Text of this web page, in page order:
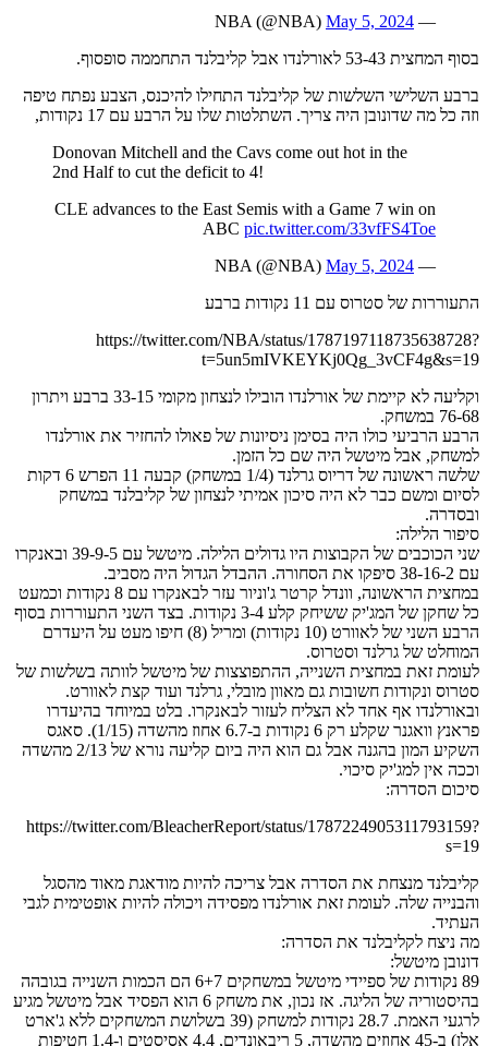
— NBA (@NBA)
May 5, 2024
בסוף המחצית 53-43 לאורלנדו אבל קליבלנד התחממה סופסוף.
ברבע השלישי השלשות של קליבלנד התחילו להיכנס, הצבע נפתח טיפה
וזה כל מה שדונובן היה צריך. השתלטות שלו על הרבע עם 17 נקודות,
Donovan Mitchell and the Cavs come out hot in the
2nd Half to cut the deficit to 4!
CLE advances to the East Semis with a Game 7 win on
ABC pic.twitter.com/33vfFS4Toe
— NBA (@NBA)
May 5, 2024
התעוררות של סטרוס עם 11 נקודות ברבע
https://twitter.com/NBA/status/1787197118735638728?
t=5un5mIVKEYKj0Qg_3vCF4g&s=19
וקליעה לא קיימת של אורלנדו הובילו לנצחון מקומי 33-15 ברבע ויתרון
76-68 במשחק.
הרבע הרביעי כולו היה בסימן ניסיונות של פאולו להחזיר את אורלנדו
למשחק, אבל מיטשל היה שם כל הזמן.
שלשה ראשונה של דריוס גרלנד (1/4 במשחק) קבעה 11 הפרש 6 דקות
לסיום ומשם כבר לא היה סיכון אמיתי לנצחון של קליבלנד במשחק
ובסדרה.
סיפור הלילה:
שני הכוכבים של הקבוצות היו גדולים הלילה. מיטשל עם 39-9-5 ובאנקרו
עם 38-16-2 סיפקו את הסחורה. ההבדל הגדול היה מסביב.
במחצית הראשונה, וונדל קרטר ג'וניור עזר לבאנקרו עם 8 נקודות וכמעט
כל שחקן של המג'יק ששיחק קלע 3-4 נקודות. בצד השני התעוררות בסוף
הרבע השני של לאוורט (10 נקודות) ומריל (8) חיפו מעט על היעדרם
המוחלט של גרלנד וסטרוס.
לעומת זאת במחצית השנייה, ההתפוצצות של מיטשל לוותה בשלשות של
סטרוס ונקודות חשובות גם מאוון מובלי, גרלנד ועוד קצת לאוורט.
ובאורלנדו אף אחד לא הצליח לעזור לבאנקרו. בלט במיוחד בהיעדרו
פראנץ וואגנר שקלע רק 6 נקודות ב-6.7 אחוז מהשדה (1/15). סאגס
השקיע המון בהגנה אבל גם הוא היה ביום קליעה נורא של 2/13 מהשדה
וככה אין למג'יק סיכוי.
סיכום הסדרה:
https://twitter.com/BleacherReport/status/1787224905311793159?
s=19
קליבלנד מנצחת את הסדרה אבל צריכה להיות מודאגת מאוד מהסגל
והבנייה שלה. לעומת זאת אורלנדו מפסידה ויכולה להיות אופטימית לגבי
העתיד.
מה ניצח לקליבלנד את הסדרה:
דונובן מיטשל:
89 נקודות של ספיידי מיטשל במשחקים 6+7 הם הכמות השנייה בגובהה
בהיסטוריה של הליגה. אז נכון, את משחק 6 הוא הפסיד אבל מיטשל מגיע
לרגעי האמת. 28.7 נקודות למשחק (39 בשלושת המשחקים ללא ג'ארט
אלן) ב-45 אחוזים מהשדה, 5 ריבאונדים, 4.4 אסיסטים ו-1.4 חטיפות